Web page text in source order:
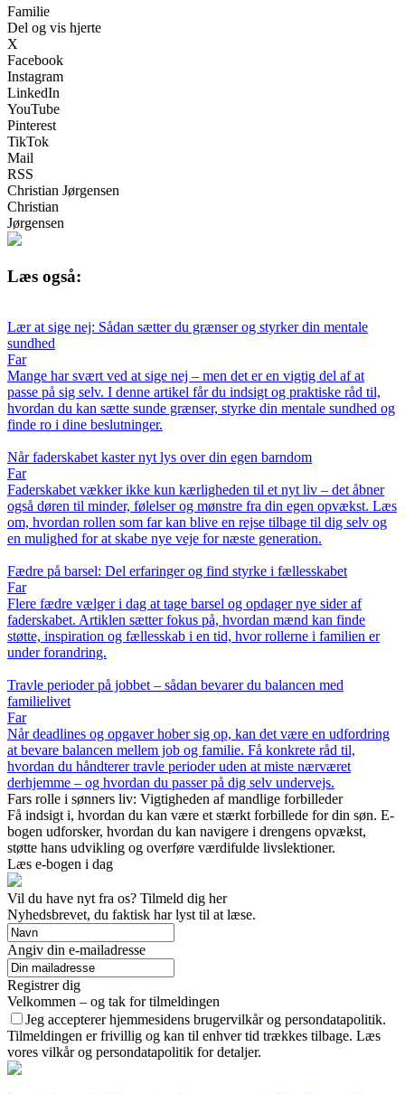
Familie
Del og vis hjerte
X
Facebook
Instagram
LinkedIn
YouTube
Pinterest
TikTok
Mail
RSS
Christian Jørgensen
Christian
Jørgensen
Læs også:
Lær at sige nej: Sådan sætter du grænser og styrker din mentale
sundhed
Far
Mange har svært ved at sige nej – men det er en vigtig del af at
passe på sig selv. I denne artikel får du indsigt og praktiske råd til,
hvordan du kan sætte sunde grænser, styrke din mentale sundhed og
finde ro i dine beslutninger.
Når faderskabet kaster nyt lys over din egen barndom
Far
Faderskabet vækker ikke kun kærligheden til et nyt liv – det åbner
også døren til minder, følelser og mønstre fra din egen opvækst. Læs
om, hvordan rollen som far kan blive en rejse tilbage til dig selv og
en mulighed for at skabe nye veje for næste generation.
Fædre på barsel: Del erfaringer og find styrke i fællesskabet
Far
Flere fædre vælger i dag at tage barsel og opdager nye sider af
faderskabet. Artiklen sætter fokus på, hvordan mænd kan finde
støtte, inspiration og fællesskab i en tid, hvor rollerne i familien er
under forandring.
Travle perioder på jobbet – sådan bevarer du balancen med
familielivet
Far
Når deadlines og opgaver hober sig op, kan det være en udfordring
at bevare balancen mellem job og familie. Få konkrete råd til,
hvordan du håndterer travle perioder uden at miste nærværet
derhjemme – og hvordan du passer på dig selv undervejs.
Fars rolle i sønners liv: Vigtigheden af mandlige forbilleder
Få indsigt i, hvordan du kan være et stærkt forbillede for din søn. E-
bogen udforsker, hvordan du kan navigere i drengens opvækst,
støtte hans udvikling og overføre værdifulde livslektioner.
Læs e-bogen i dag
Vil du have nyt fra os? Tilmeld dig her
Nyhedsbrevet, du faktisk har lyst til at læse.
Angiv din e-mailadresse
Registrer dig
Velkommen – og tak for tilmeldingen
Jeg accepterer hjemmesidens brugervilkår og persondatapolitik.
Tilmeldingen er frivillig og kan til enhver tid trækkes tilbage. Læs
vores vilkår og persondatapolitik for detaljer.